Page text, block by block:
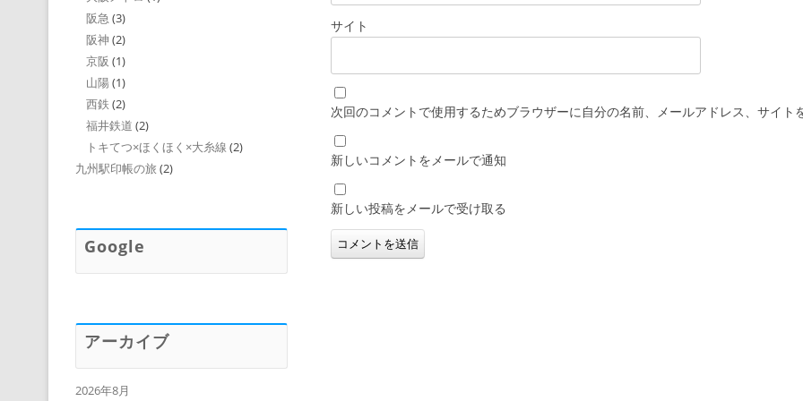
サイト
次回のコメントで使用するためブラウザーに自分の名前、メールアドレス、サイト
新しいコメントをメールで通知
新しい投稿をメールで受け取る
阪急 (3)
阪神 (2)
京阪 (1)
山陽 (1)
西鉄 (2)
福井鉄道 (2)
トキてつ×ほくほく×大糸線 (2)
九州駅印帳の旅 (2)
Google
アーカイブ
2026年8月